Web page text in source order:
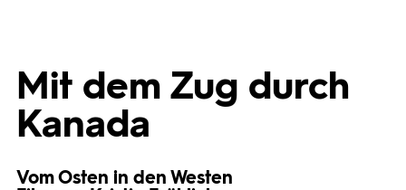
Trailer
Mit dem Zug durch
Kanada
Vom Osten in den Westen